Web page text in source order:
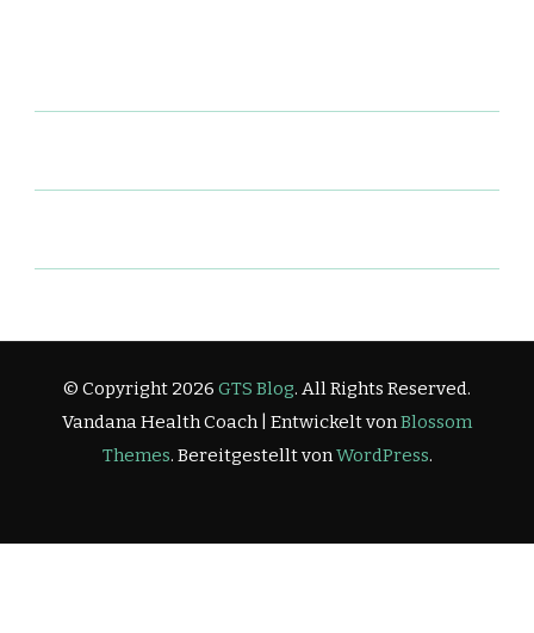
© Copyright 2026 GTS Blog. All Rights Reserved.
Vandana Health Coach | Entwickelt von Blossom
Themes. Bereitgestellt von WordPress.